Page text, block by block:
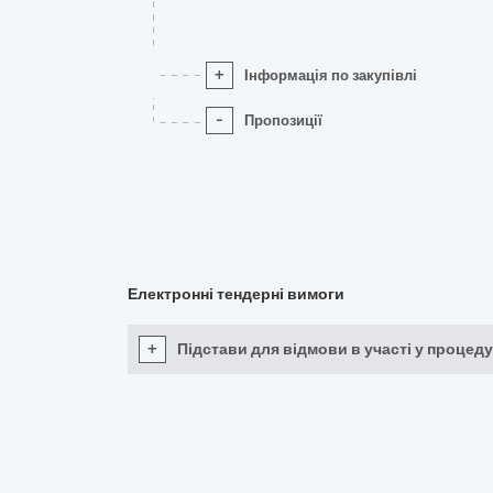
+ Інформація по закупівлі
- Пропозиції
Електронні тендерні вимоги
+ Підстави для відмови в участі у